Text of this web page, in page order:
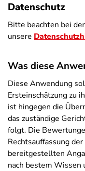
Datenschutz
Bitte beachten bei
unsere
Was diese
Diese Anwendung
Ersteinschätzung zu
ist hingegen die
das zuständige
folgt. Die
Rechtsauffassung
bereitgestellten
nach bestem